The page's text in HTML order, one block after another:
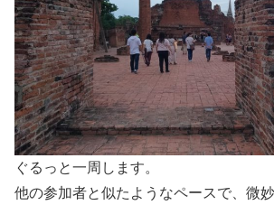
ぐるっと一周します。
他の参加者と似たようなペースで、微